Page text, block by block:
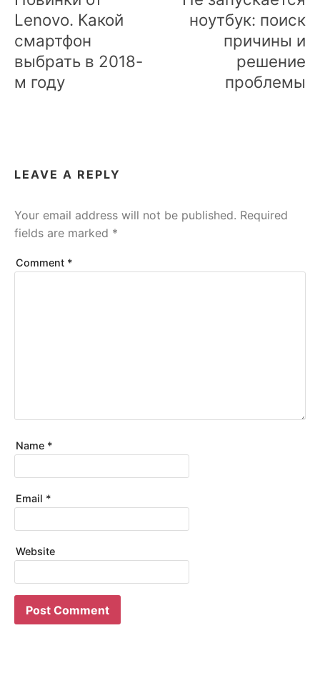
Lenovo. Какой
смартфон
выбрать в 2018-
м году
ноутбук: поиск
причины и
решение
проблемы
LEAVE A REPLY
Your email address will not be published. Required
fields are marked *
Comment *
Name *
Email *
Website